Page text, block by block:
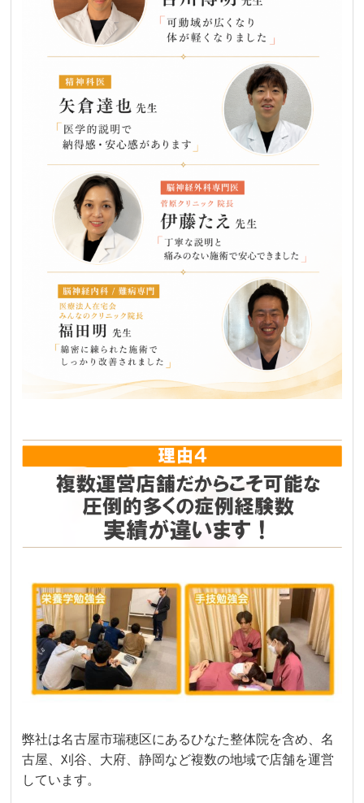
弊社は名古屋市瑞穂区にあるひなた整体院を含め、名
古屋、刈谷、大府、静岡など複数の地域で店舗を運営
しています。